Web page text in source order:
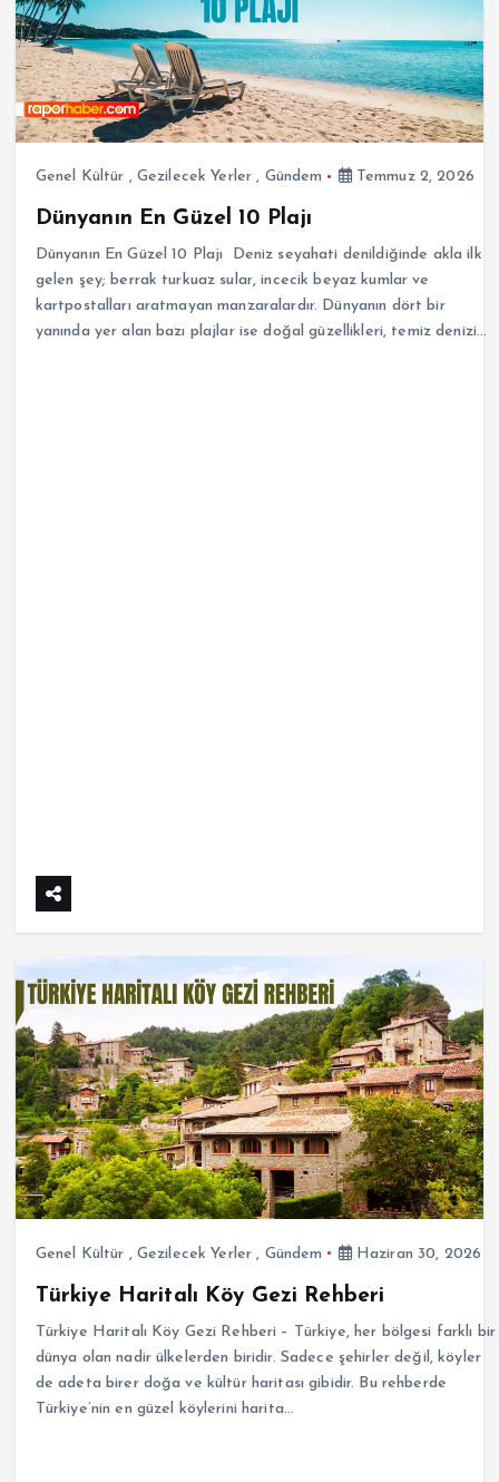
Genel Kültür , Gezilecek Yerler , Gündem Temmuz 2, 2026
Dünyanın En Güzel 10 Plajı
Dünyanın En Güzel 10 Plajı Deniz seyahati denildiğinde akla ilk
gelen şey; berrak turkuaz sular, incecik beyaz kumlar ve
kartpostalları aratmayan manzaralardır. Dünyanın dört bir
yanında yer alan bazı plajlar ise doğal güzellikleri, temiz denizi…
Genel Kültür , Gezilecek Yerler , Gündem Haziran 30, 2026
Türkiye Haritalı Köy Gezi Rehberi
Türkiye Haritalı Köy Gezi Rehberi – Türkiye, her bölgesi farklı bir
dünya olan nadir ülkelerden biridir. Sadece şehirler değil, köyler
de adeta birer doğa ve kültür haritası gibidir. Bu rehberde
Türkiye’nin en güzel köylerini harita…